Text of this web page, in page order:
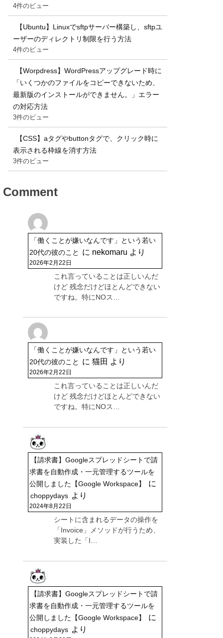
4件のビュー
【Ubuntu】Linuxでsftpサーバー構築し、sftpユ
ーザーのディレクトリ制限を行う方法
4件のビュー
【Worpdress】WordPressアップグレード時に
「いくつかのファイルをコピーできないため、
最新版のインストールができません。」エラー
の対応方法
3件のビュー
【CSS】aタグやbuttonタグで、クリック時に
表示される枠線を消す方法
3件のビュー
Comment
「働くことが嫌いなんです」という若い
20代の彼のこと
に nekomaru より
2026年2月22日
これ言っていることは正しいんだ
けど 残念だけどほとんどできない
ですね。特にNOス…
「働くことが嫌いなんです」という若い
20代の彼のこと
に 猫田 より
2026年2月22日
これ言っていることは正しいんだ
けど 残念だけどほとんどできない
ですね。特にNOス…
【請求書】Googleスプレッドシートで請
求書を自動作成・一元管理するツールを
公開しました【Google Workspace】
に
choppydays より
2024年8月22日
シートに含まれるデータの操作を
「Invoice」メソッドが行うため、
実装した「I…
【請求書】Googleスプレッドシートで請
求書を自動作成・一元管理するツールを
公開しました【Google Workspace】
に
choppydays より